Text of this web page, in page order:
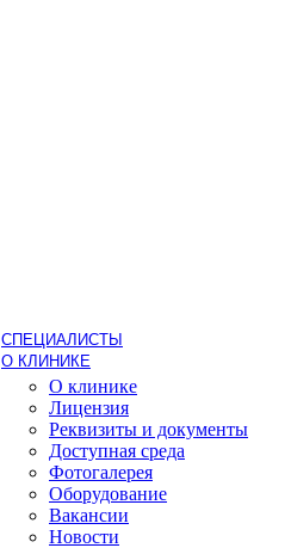
СПЕЦИАЛИСТЫ
О КЛИНИКЕ
О клинике
Лицензия
Реквизиты и документы
Доступная среда
Фотогалерея
Оборудование
Вакансии
Новости